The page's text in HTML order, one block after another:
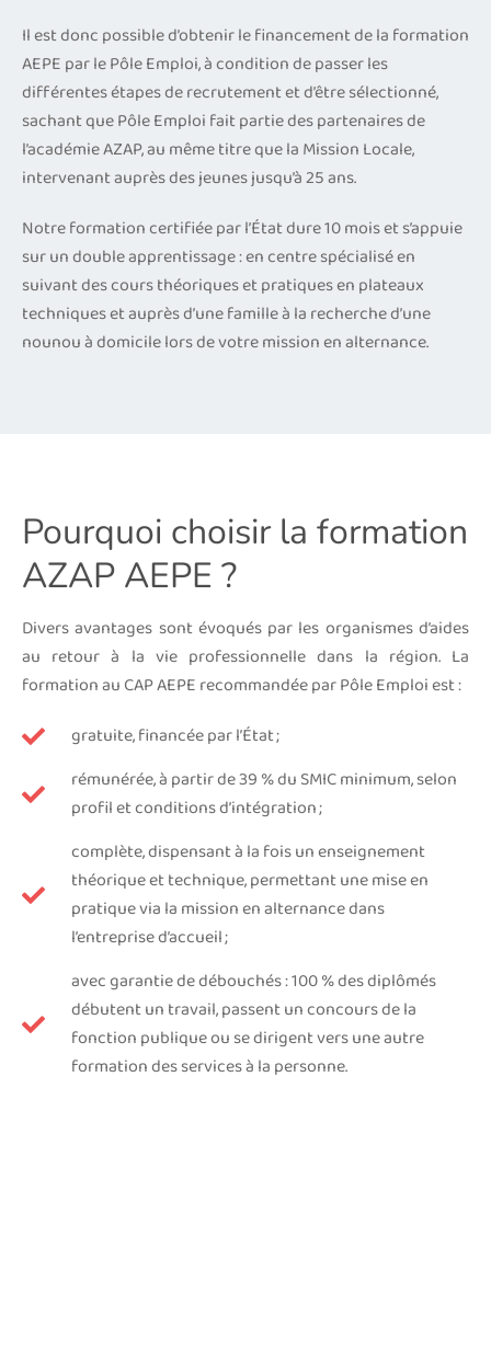
Il est donc possible d’obtenir le financement de la formation
AEPE par le Pôle Emploi, à condition de passer les
différentes étapes de recrutement et d’être sélectionné,
sachant que Pôle Emploi fait partie des partenaires de
l’académie AZAP, au même titre que la Mission Locale,
intervenant auprès des jeunes jusqu’à 25 ans.
Notre formation certifiée par l’État dure 10 mois et s’appuie
sur un double apprentissage : en centre spécialisé en
suivant des cours théoriques et pratiques en plateaux
techniques et auprès d’une famille à la recherche d’une
nounou à domicile lors de votre mission en alternance.
Pourquoi choisir la formation
AZAP AEPE ?
Divers avantages sont évoqués par les organismes d’aides
au retour à la vie professionnelle dans la région. La
formation au CAP AEPE recommandée par Pôle Emploi est :
gratuite, financée par l’État ;
rémunérée, à partir de 39 % du SMIC minimum, selon
profil et conditions d’intégration ;
complète, dispensant à la fois un enseignement
théorique et technique, permettant une mise en
pratique via la mission en alternance dans
l’entreprise d’accueil ;
avec garantie de débouchés : 100 % des diplômés
débutent un travail, passent un concours de la
fonction publique ou se dirigent vers une autre
formation des services à la personne.